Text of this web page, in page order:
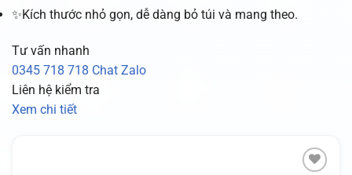
✨Kích thước nhỏ gọn, dễ dàng bỏ túi và mang theo.
Tư vấn nhanh
0345 718 718 Chat Zalo
Liên hệ kiểm tra
Xem chi tiết